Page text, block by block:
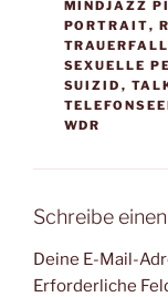
MINDJAZZ
PORTRAIT,
TRAUERFALL
SEXUELLE
SUIZID ,
WDR
Schreibe
Deine E-Mail-
Erforderliche